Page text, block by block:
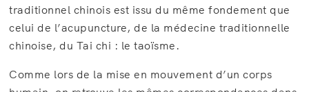
traditionnel chinois est issu du même fondement que
celui de l’acupuncture, de la médecine traditionnelle
chinoise, du Tai chi : le taoïsme.
Comme lors de la mise en mouvement d’un corps